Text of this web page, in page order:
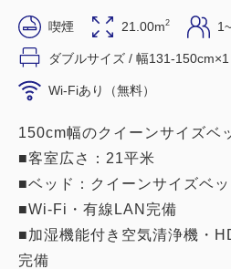
喫煙 21.00m2
ダブルサイズ / 幅131-150cm×1
Wi-Fiあり（無料）
150cm幅のクイーンサイズベ
■客室広さ：21平米
■ベッド：クイーンサイズベ
■Wi-Fi・有線LAN完備
■加湿機能付き空気清浄機・
完備